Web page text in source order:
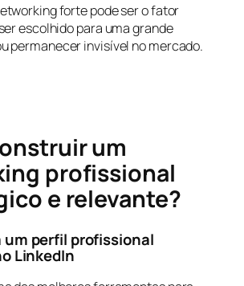
forte pode ser o fator
escolhido para uma grande
permanecer invisível no mercado.
um
profissional
e relevante?
um perfil profissional
LinkedIn